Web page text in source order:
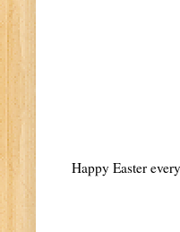
Happy Easter